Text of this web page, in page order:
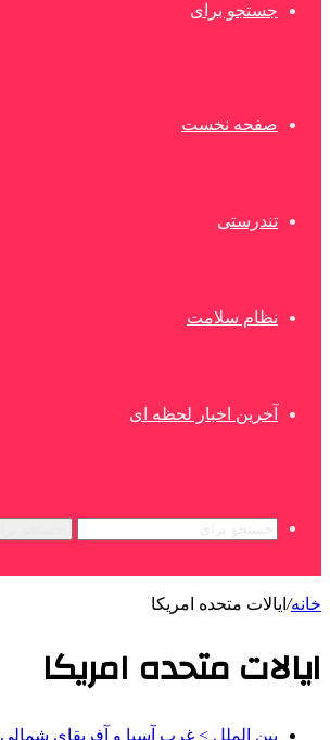
جستجو برای
صفحه نخست
تندرستی
نظام سلامت
آخرین اخبار لحظه ای
خانه/ ایالات متحده امریکا
ایالات متحده امریکا
بین الملل > غرب آسیا و آفریقای شمالی